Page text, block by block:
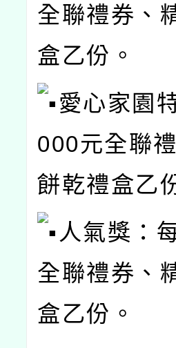
全聯禮券、
盒乙份。
愛心家園
000元全聯
餅乾禮盒乙
人氣獎：
全聯禮券、
盒乙份。